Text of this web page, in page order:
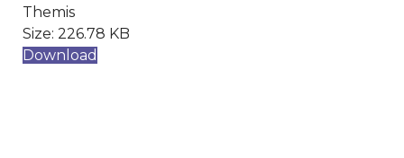
Themis
Size: 226.78 KB
Download